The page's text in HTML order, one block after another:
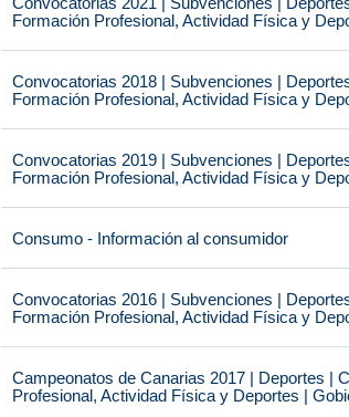
Formación Profesional, Actividad Física y
Convocatorias 2018 | Subvenciones |
Formación Profesional, Actividad Física y
Convocatorias 2019 | Subvenciones |
Formación Profesional, Actividad Física y
Consumo - Información al consumidor
Convocatorias 2016 | Subvenciones |
Formación Profesional, Actividad Física y
Campeonatos de Canarias 2017 | Deportes |
Profesional, Actividad Física y Deportes |